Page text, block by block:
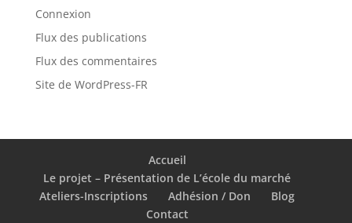
Connexion
Flux des publications
Flux des commentaires
Site de WordPress-FR
Accueil
Le projet – Présentation de L’école du marché
Ateliers-Inscriptions
Adhésion / Don
Blog
Contact